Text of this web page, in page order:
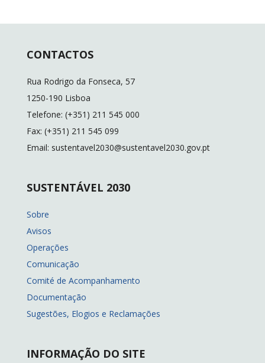
e
o
o
k
ai p
n
k
n
CONTACTOS
Rua Rodrigo da Fonseca, 57
1250-190 Lisboa
Telefone: (+351) 211 545 000
Fax: (+351) 211 545 099
Email: sustentavel2030@sustentavel2030.gov.pt
SUSTENTÁVEL 2030
Sobre
Avisos
Operações
Comunicação
Comité de Acompanhamento
Documentação
Sugestões, Elogios e Reclamações
INFORMAÇÃO DO SITE